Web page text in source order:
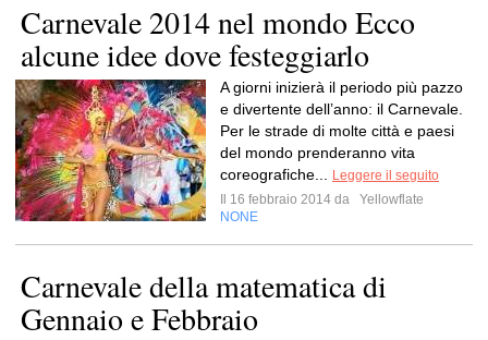
Carnevale 2014 nel mondo Ecco
alcune idee dove festeggiarlo
A giorni inizierà il periodo più pazzo
e divertente dell’anno: il Carnevale.
Per le strade di molte città e paesi
del mondo prenderanno vita
coreografiche...
Leggere il seguito
Il 16 febbraio 2014 da
Yellowflate
NONE
Carnevale della matematica di
Gennaio e Febbraio